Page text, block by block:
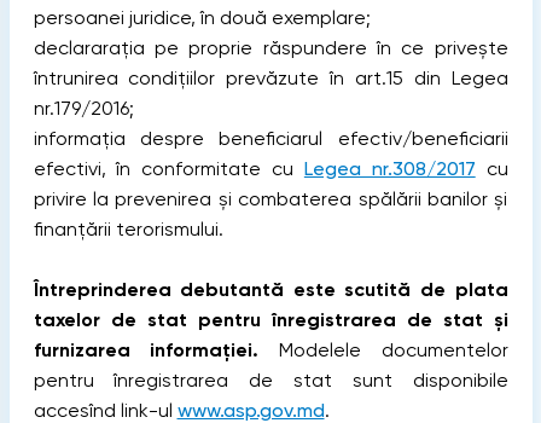
persoanei juridice, în două exemplare;
declararația pe proprie răspundere în ce privește
întrunirea condițiilor prevăzute în art.15 din Legea
nr.179/2016;
informația despre beneficiarul efectiv/beneficiarii
efectivi, în conformitate cu Legea nr.308/2017 cu
privire la prevenirea și combaterea spălării banilor și
finanțării terorismului.
Întreprinderea debutantă este scutită de plata
taxelor de stat pentru înregistrarea de stat și
furnizarea informației. Modelele documentelor
pentru înregistrarea de stat sunt disponibile
accesînd link-ul www.asp.gov.md.